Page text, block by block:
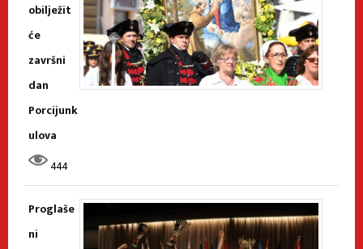
obilježit
će
završni
dan
Porcijunk
ulova
444
Proglaše
ni